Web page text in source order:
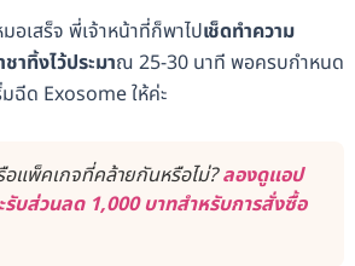
เสร็จ พี่เจ้าหน้าที่ก็พาไปเช็ดทำความ
าทิ้งไว้ประมาณ 25-30 นาที พอครบกำหนด
ฉีด Exosome ให้ค่ะ
อแพ็คเกจที่คล้ายกันหรือไม่?ลองดูแอป
บส่วนลด 1,000 บาทสำหรับการสั่งซื้อ